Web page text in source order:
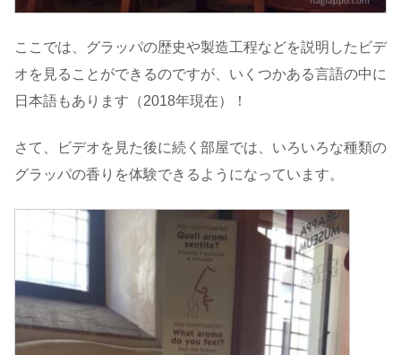
ここでは、グラッパの歴史や製造工程などを説明したビデ
オを見ることができるのですが、いくつかある言語の中に
日本語もあります（2018年現在）！
さて、ビデオを見た後に続く部屋では、いろいろな種類の
グラッパの香りを体験できるようになっています。